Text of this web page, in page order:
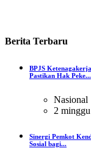
Berita Terbaru
BPJS
Pastikan Hak Peke...
Nasional
2
Sinergi Pemkot
Sosial bagi...